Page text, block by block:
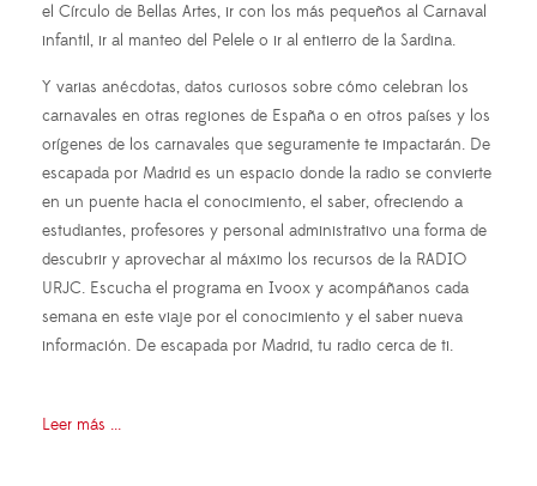
el Círculo de Bellas Artes, ir con los más pequeños al Carnaval
infantil, ir al manteo del Pelele o ir al entierro de la Sardina.
Y varias anécdotas, datos curiosos sobre cómo celebran los
carnavales en otras regiones de España o en otros países y los
orígenes de los carnavales que seguramente te impactarán. De
escapada por Madrid es un espacio donde la radio se convierte
en un puente hacia el conocimiento, el saber, ofreciendo a
estudiantes, profesores y personal administrativo una forma de
descubrir y aprovechar al máximo los recursos de la RADIO
URJC. Escucha el programa en Ivoox y acompáñanos cada
semana en este viaje por el conocimiento y el saber nueva
información. De escapada por Madrid, tu radio cerca de ti.
Leer más ...